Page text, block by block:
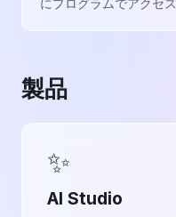
にプログラムでアクセス
製品
✨
AI Studio